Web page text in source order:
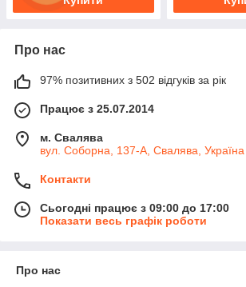
Про нас
97% позитивних з 502 відгуків за рік
Працює з 25.07.2014
м. Свалява
вул. Соборна, 137-А, Свалява, Україна
Контакти
Сьогодні працює з 09:00 до 17:00
Показати весь графік роботи
Про нас